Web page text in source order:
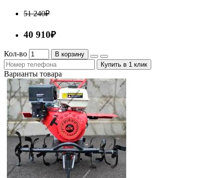
51 240₽
40 910₽
Кол-во
В корзину
Купить в 1 клик
Варианты товара